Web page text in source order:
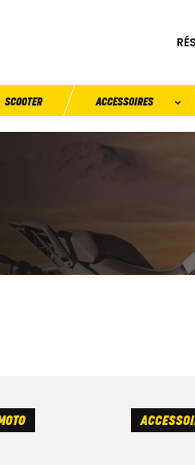
SCOOTER ACCESSOIRES